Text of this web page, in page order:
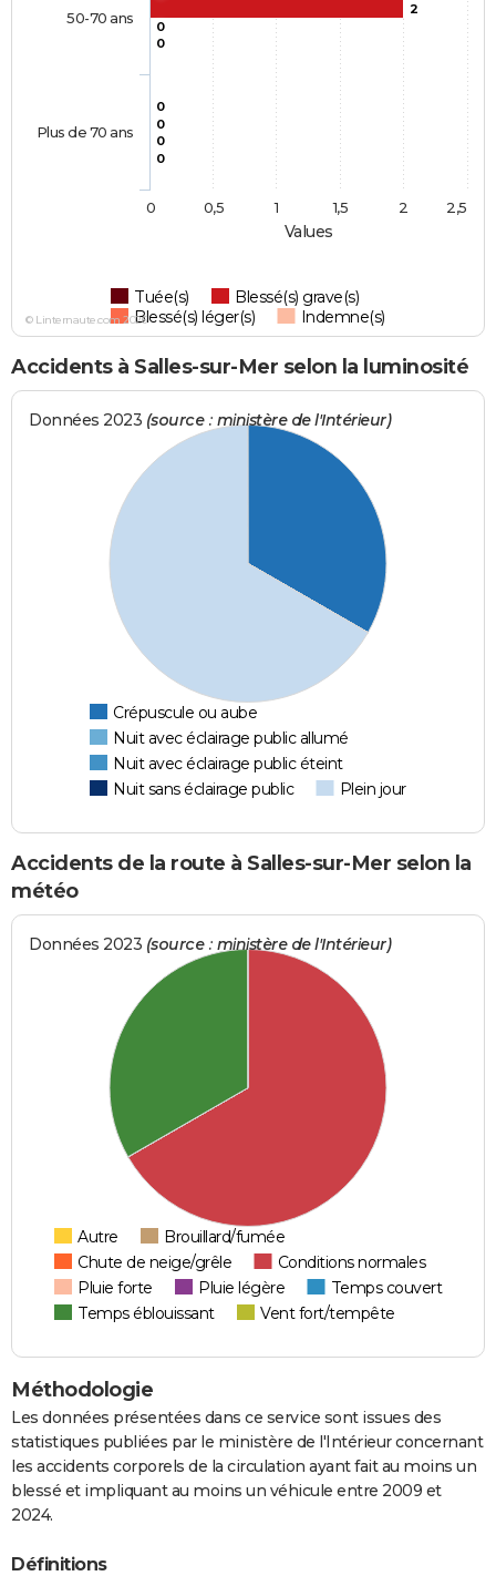
Values
0
2
0
0
0
0
0
Tuée(s)
Blessé(s) grave(s)
Blessé(s) léger(s)
Indemne(s)
50-70 ans
Plus de 70 ans
0 0,5 1 1,5 2 2,5
© Linternaute.com 2026
Accidents à Salles-sur-Mer selon la luminosité
Données 2023 (source : ministère de l'Intérieur)
Crépuscule ou aube
Nuit avec éclairage public allumé
Nuit avec éclairage public éteint
Nuit sans éclairage public
Plein jour
Accidents de la route à Salles-sur-Mer selon la
météo
Données 2023 (source : ministère de l'Intérieur)
Autre
Brouillard/fumée
Chute de neige/grêle
Conditions normales
Pluie forte
Pluie légère
Temps couvert
Temps éblouissant
Vent fort/tempête
Méthodologie
Les données présentées dans ce service sont issues des
statistiques publiées par le ministère de l'Intérieur concernant
les accidents corporels de la circulation ayant fait au moins un
blessé et impliquant au moins un véhicule entre 2009 et
2024.
Définitions